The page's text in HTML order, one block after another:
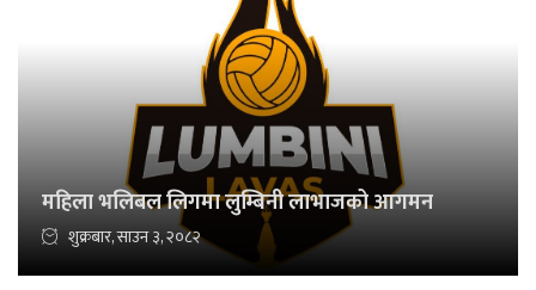
महिला भलिबल लिगमा लुम्बिनी लाभाजको आगमन
शुक्रबार, साउन ३, २०८२